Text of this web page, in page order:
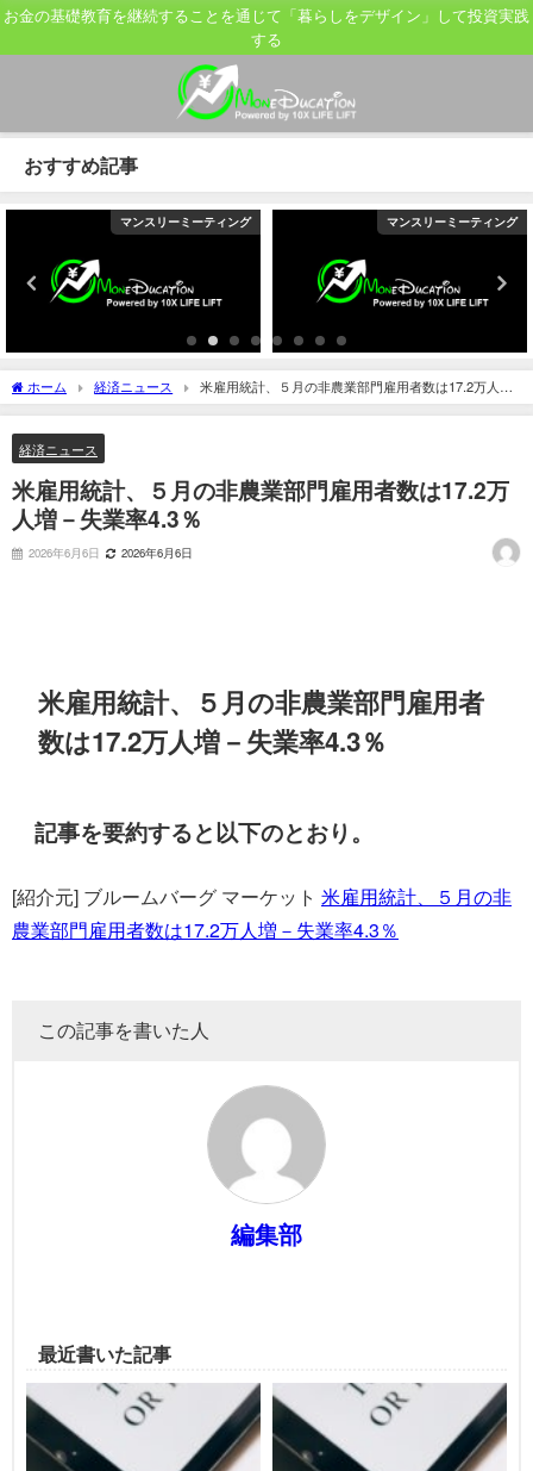
お金の基礎教育を継続することを通じて「暮らしをデザイン」して投資実践
する
おすすめ記事
マンスリーミーティング マンスリーミーティング
ホーム 経済ニュース
米雇用統計、５月の非農業部門雇用者数は17.2万人増
－失業率4.3％
経済ニュース
米雇用統計、５月の非農業部門雇用者数は17.2万
人増－失業率4.3％
2026年6月6日 2026年6月6日
米雇用統計、５月の非農業部門雇用者
数は17.2万人増－失業率4.3％
記事を要約すると以下のとおり。
[紹介元] ブルームバーグ マーケット 米雇用統計、５月の非
農業部門雇用者数は17.2万人増－失業率4.3％
この記事を書いた人
編集部
最近書いた記事